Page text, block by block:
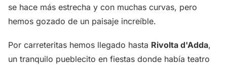
se hace más estrecha y con muchas curvas, pero
hemos gozado de un paisaje increíble.
Por carreteritas hemos llegado hasta Rivolta d'Adda,
un tranquilo pueblecito en fiestas donde había teatro